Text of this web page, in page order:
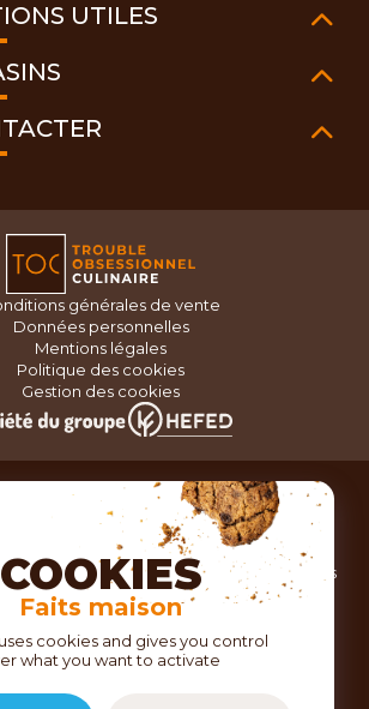
UTILES
générales de vente
Données personnelles
Mentions légales
Politique des cookies
Gestion des cookies
matériel de cuisine pour concocter de
pâtisseries dignes d’un grand chef ?
de cuisine, nous vous
sélection de produits issus des meilleures
de cuisine: Ustensiles de pâtisserie,
de table, ustensiles de cuisine,
un accueil chaleureux au sein de nos 21
trouverez également tout votre matériel
COOKIES
Faits maison
cookies and gives you control
what you want to activate